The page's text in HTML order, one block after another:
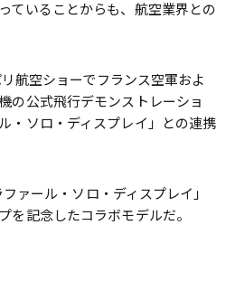
ていることからも、航空業界との
航空ショーでフランス空軍およ
の公式飛行デモンストレーショ
・ソロ・ディスプレイ」との連携
ァール・ソロ・ディスプレイ」
を記念したコラボモデルだ。